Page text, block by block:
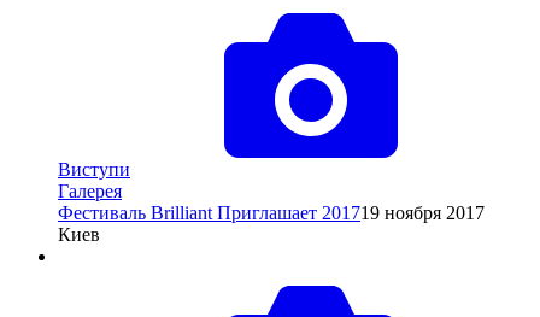
Виступи
Галерея
Фестиваль Brilliant Приглашает 201719 ноября 2017
Киев